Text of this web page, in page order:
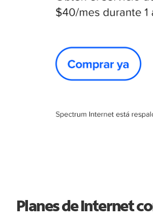
Planes de Internet